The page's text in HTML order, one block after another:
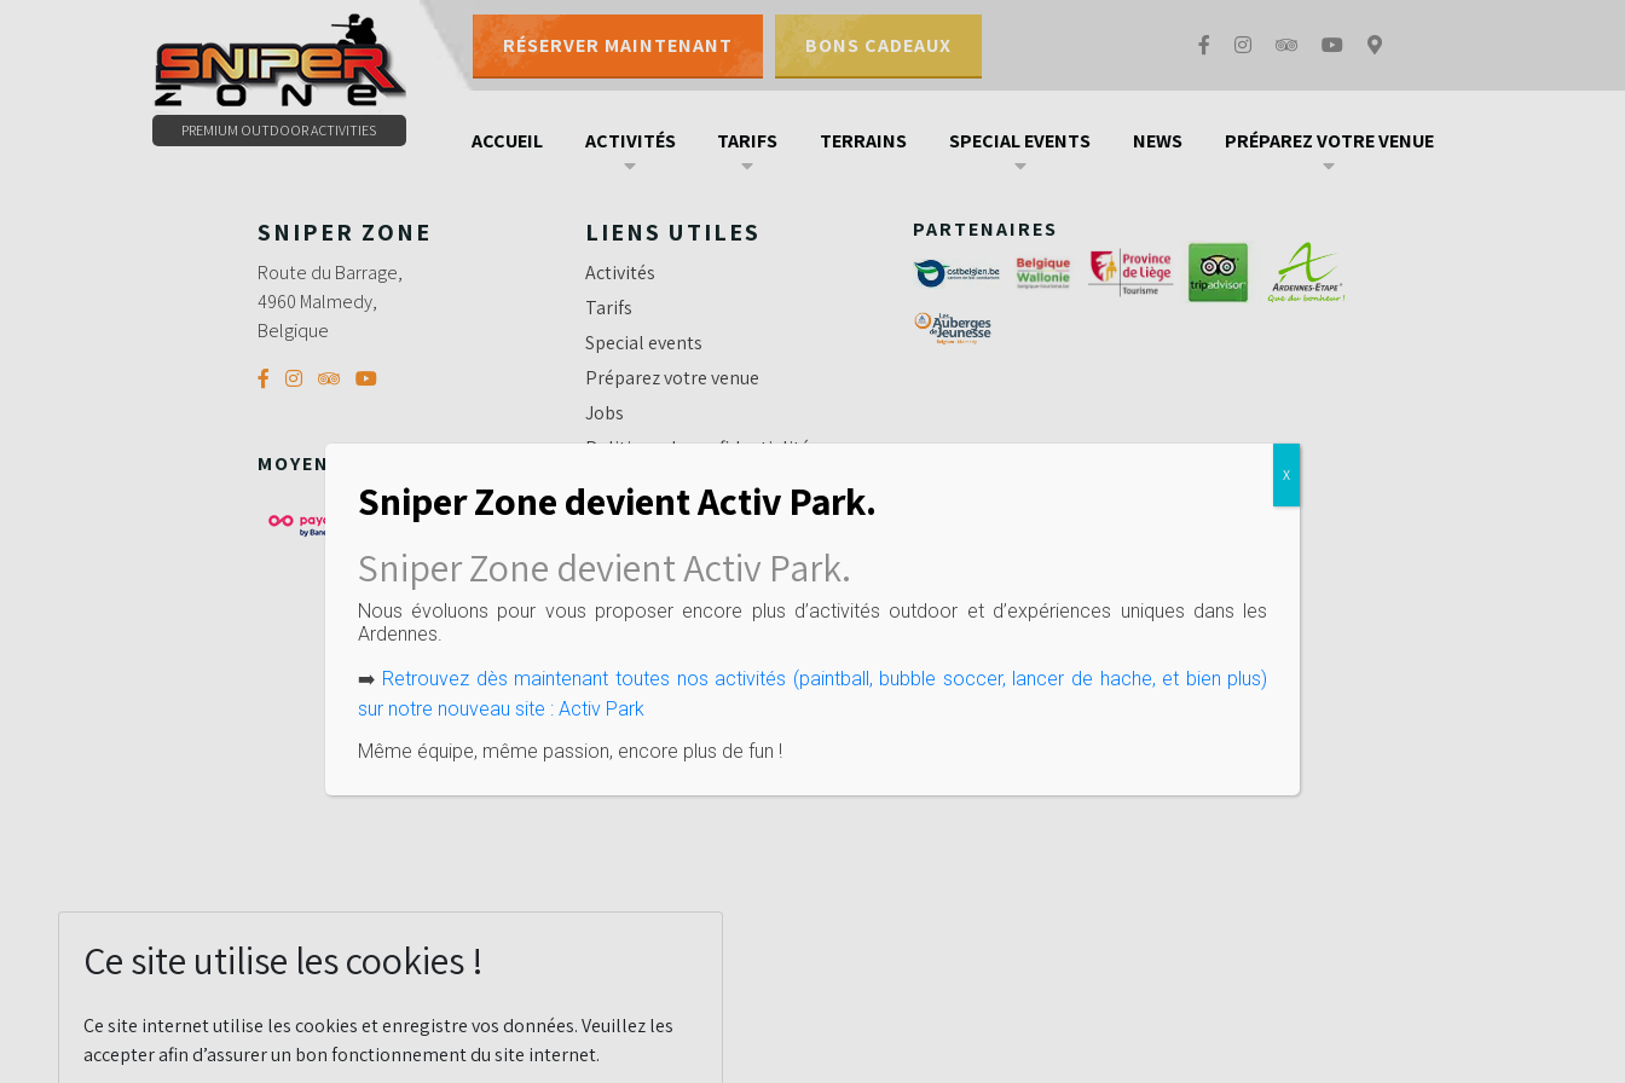
Ce site utilise les cookies !
Ce site internet utilise les cookies et enregistre vos données. Veuillez les
accepter afin d’assurer un bon fonctionnement du site internet.
PREMIUM OUTDOOR ACTIVITIES
RÉSERVER MAINTENANT BONS CADEAUX
ACCUEIL ACTIVITÉS TARIFS TERRAINS SPECIAL EVENTS NEWS PRÉPAREZ VOTRE VENUE
0497479786 Bons cadeaux Contactez-nous
SNIPER ZONE
Route du Barrage,
4960 Malmedy,
Belgique
MOYENS DE PAIEMENT
LIENS UTILES
Activités
Tarifs
Special events
Préparez votre venue
Jobs
Politique de confidentialité
Règles de sécurité
PARTENAIRES
Sniper Zone devient Activ Park.
Sniper Zone devient Activ Park.
Nous évoluons pour vous proposer encore plus d’activités outdoor et d’expériences uniques dans les
Ardennes.
➡️ Retrouvez dès maintenant toutes nos activités (paintball, bubble soccer, lancer de hache, et bien plus)
sur notre nouveau site : Activ Park
Même équipe, même passion, encore plus de fun !
X